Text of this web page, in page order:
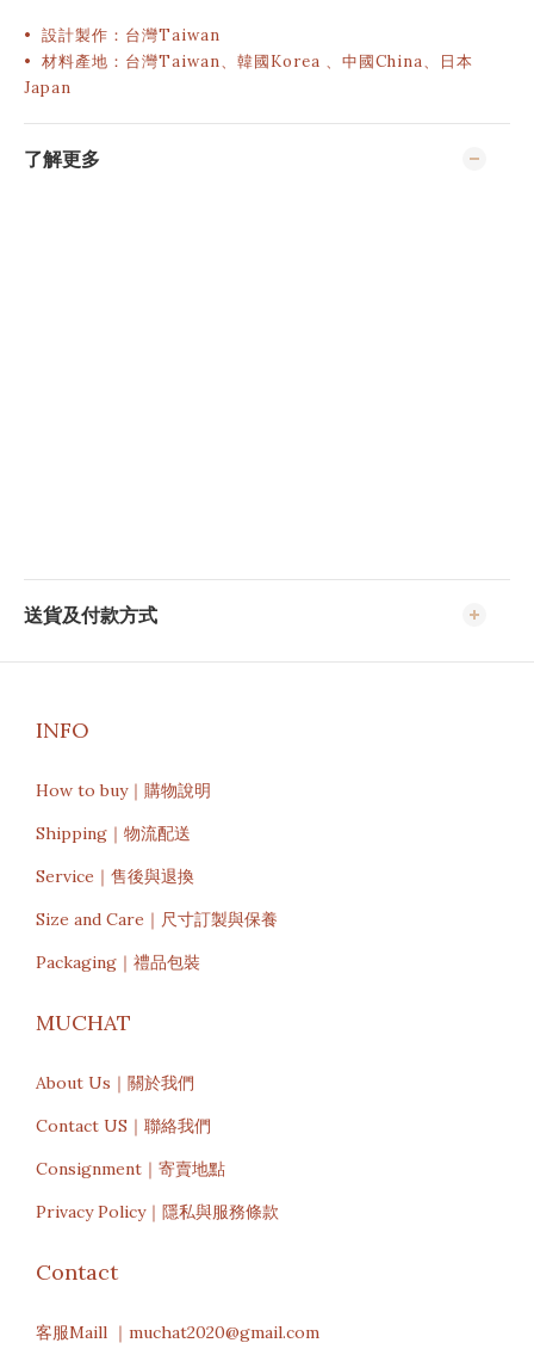
• 設計製作：台灣Taiwan
• 材料產地：台灣Taiwan、韓國Korea 、中國China、日本
Japan
了解更多
送貨及付款方式
INFO
How to buy｜購物說明
Shipping｜物流配送
Service｜售後與退換
Size and Care｜尺寸訂製與保養
Packaging｜禮品包裝
MUCHAT
About Us｜關於我們
Contact US｜聯絡我們
Consignment｜寄賣地點
Privacy Policy｜隱私與服務條款
Contact
客服Maill ｜muchat2020@gmail.com